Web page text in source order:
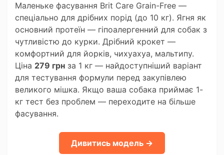
Маленьке фасування Brit Care Grain-Free —
спеціально для дрібних порід (до 10 кг). Ягня як
основний протеїн — гіпоалергенний для собак з
чутливістю до курки. Дрібний крокет —
комфортний для йорків, чихуахуа, мальтипу.
Ціна 279 грн за 1 кг — найдоступніший варіант
для тестування формули перед закупівлею
великого мішка. Якщо ваша собака приймає 1-
кг тест без проблем — переходите на більше
фасування.
Дивитись модель →